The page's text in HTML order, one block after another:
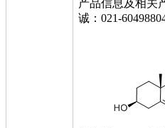
产品信息及相关
诚：021-